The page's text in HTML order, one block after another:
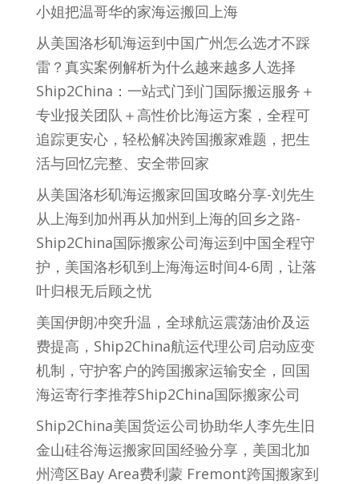
小姐把温哥华的家海运搬回上海
从美国洛杉矶海运到中国广州怎么选才不踩
雷？真实案例解析为什么越来越多人选择
Ship2China：一站式门到门国际搬运服务＋
专业报关团队＋高性价比海运方案，全程可
追踪更安心，轻松解决跨国搬家难题，把生
活与回忆完整、安全带回家
从美国洛杉矶海运搬家回国攻略分享-刘先生
从上海到加州再从加州到上海的回乡之路-
Ship2China国际搬家公司海运到中国全程守
护，美国洛杉矶到上海海运时间4-6周，让落
叶归根无后顾之忧
美国伊朗冲突升温，全球航运震荡油价及运
费提高，Ship2China航运代理公司启动应变
机制，守护客户的跨国搬家运输安全，回国
海运寄行李推荐Ship2China国际搬家公司
Ship2China美国货运公司协助华人李先生旧
金山硅谷海运搬家回国经验分享，美国北加
州湾区Bay Area费利蒙 Fremont跨国搬家到